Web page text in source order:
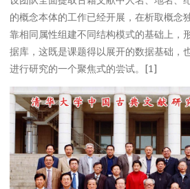
的概念本体的工作已经开展，在析取概念
靠相同属性组建不同结构模式的基础上，
据库，这既是课题得以展开的数据基础，
进行研究的一个聚焦式的尝试。[1]